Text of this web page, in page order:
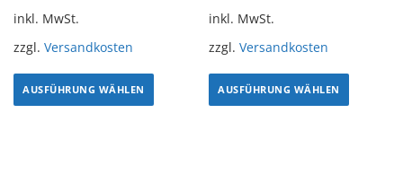
inkl. MwSt.
zzgl. Versandkosten
AUSFÜHRUNG WÄHLEN
inkl. MwSt.
zzgl.Versandkosten
AUSFÜHRUNG WÄHLEN